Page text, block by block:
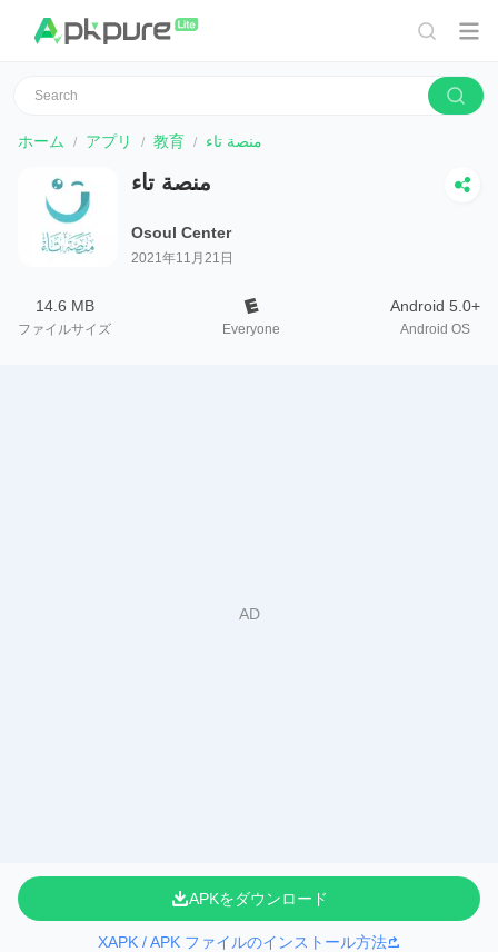
ホーム アプリ 教育 منصة تاء
منصة تاء
Osoul Center
2021年11月21日
14.6 MB
ファイルサイズ Everyone
Android 5.0+
Android OS
APKをダウンロード
XAPK / APK ファイルのインストール方法